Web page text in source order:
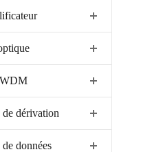
WDM
dérivation
données